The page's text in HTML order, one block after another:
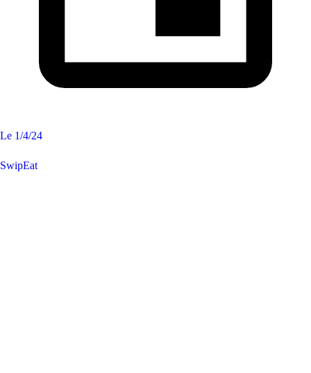
Le 1/4/24
SwipEat